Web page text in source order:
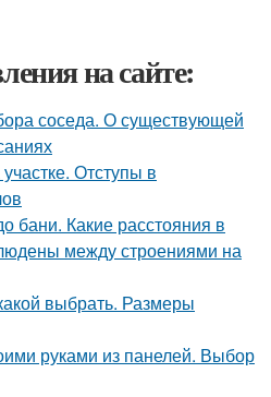
на сайте:
соседа. О существующей
Отступы в
бани. Какие расстояния в
между строениями на
выбрать. Размеры
руками из панелей. Выбор